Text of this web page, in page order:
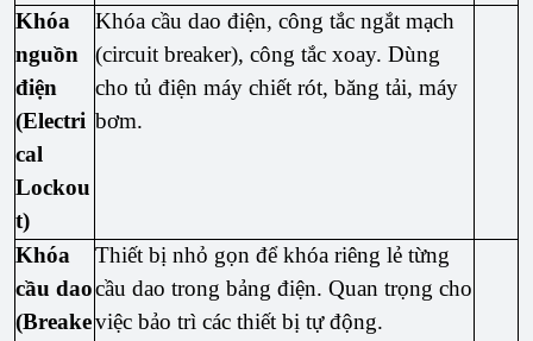
Khóa
nguồn
điện
(Electri
cal
Lockou
t)
Khóa cầu dao điện, công tắc ngắt mạch
(circuit breaker), công tắc xoay. Dùng
cho tủ điện máy chiết rót, băng tải, máy
bơm.
Khóa
cầu dao
(Breake
Thiết bị nhỏ gọn để khóa riêng lẻ từng
cầu dao trong bảng điện. Quan trọng cho
việc bảo trì các thiết bị tự động.